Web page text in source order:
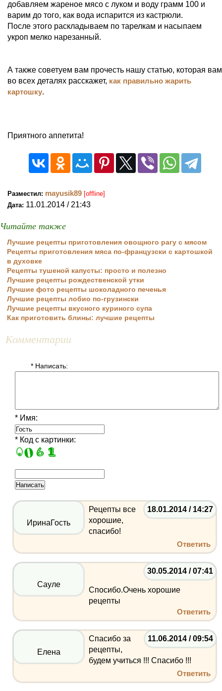
добавляем жареное мясо с луком и воду грамм 100 и
варим до того, как вода испарится из кастрюли.
После этого раскладываем по тарелкам и насыпаем
укроп мелко нарезанный.
А также советуем вам прочесть нашу статью, которая вам
во всех деталях расскажет, как правильно жарить
картошку.
Приятного аппетита!
Разместил: mayusik89 [offline]
Дата: 11.01.2014 / 21:43
Читайте также
Лучшие рецепты приготовления овощного рагу с мясом
Рецепты приготовления мяса по-французски с картошкой
в духовке
Рецепты тушеной капусты: просто и полезно
Лучшие рецепты рождественской утки
Лучшие фото рецепты шоколадного печенья
Лучшие рецепты лобио по-грузински
Лучшие рецепты вкусного куриного супа
Как приготовить блины: лучшие рецепты
Комментарии
* Написать:
* Имя:
* Код с картинки:
18.01.2014 / 14:27
ИринаГость
Рецепты все
хорошие,
спасибо!
Ответить
30.05.2014 / 07:41
Сауле
Спосибо.Очень хорошие
рецепты
Ответить
11.06.2014 / 09:54
Елена
Спасибо за
рецепты,
будем учиться !!! Спасибо !!!
Ответить